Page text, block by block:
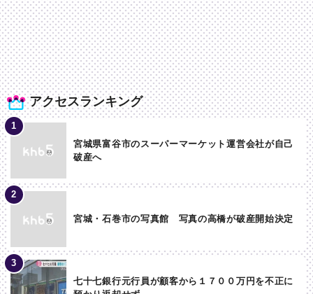
アクセスランキング
宮城県富谷市のスーパーマーケット運営会社が自己
破産へ
宮城・石巻市の写真館 写真の高橋が破産開始決定
七十七銀行元行員が顧客から１７００万円を不正に